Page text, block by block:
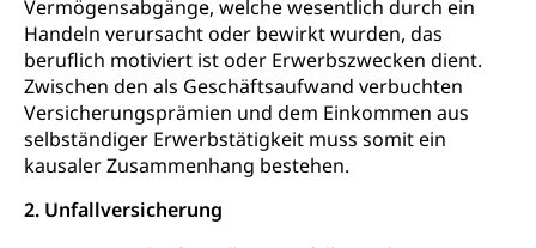
Vermögensabgänge, welche wesentlich durch ein
Handeln verursacht oder bewirkt wurden, das
beruflich motiviert ist oder Erwerbszwecken dient.
Zwischen den als Geschäftsaufwand verbuchten
Versicherungsprämien und dem Einkommen aus
selbständiger Erwerbstätigkeit muss somit ein
kausaler Zusammenhang bestehen.
2. Unfallversicherung
Halten von Wildtieren
Haltung Heimtiere
Hunde
Sicherheit
Armee
Militär, Militärdienst, Militärdienstpflicht,
Wehrpflicht, Berufssoldat, Militärdienstverweigerer,
Wehrpflichtersatz, Wehrpflichtersatzabgabe